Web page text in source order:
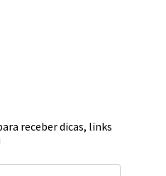
receber dicas, links